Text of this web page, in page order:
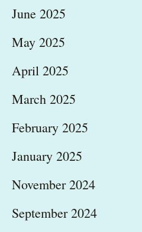
June 2025
May 2025
April 2025
March 2025
February 2025
January 2025
November 2024
September 2024